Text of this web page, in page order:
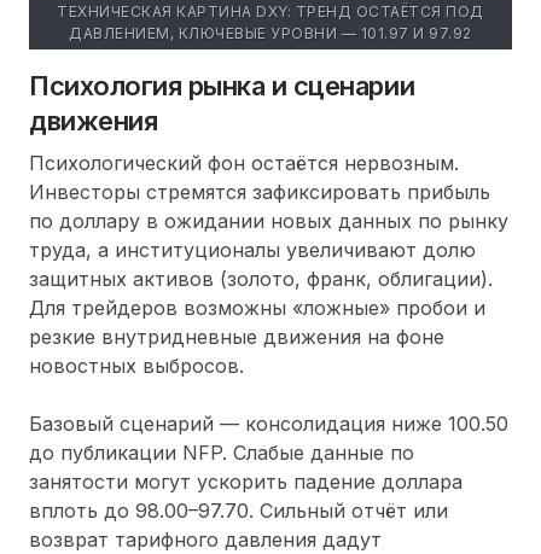
ТЕХНИЧЕСКАЯ КАРТИНА DXY: ТРЕНД ОСТАЁТСЯ ПОД
ДАВЛЕНИЕМ, КЛЮЧЕВЫЕ УРОВНИ — 101.97 И 97.92
Психология рынка и сценарии
движения
Психологический фон остаётся нервозным.
Инвесторы стремятся зафиксировать прибыль
по доллару в ожидании новых данных по рынку
труда, а институционалы увеличивают долю
защитных активов (золото, франк, облигации).
Для трейдеров возможны «ложные» пробои и
резкие внутридневные движения на фоне
новостных выбросов.
Базовый сценарий — консолидация ниже 100.50
до публикации NFP. Слабые данные по
занятости могут ускорить падение доллара
вплоть до 98.00–97.70. Сильный отчёт или
возврат тарифного давления дадут